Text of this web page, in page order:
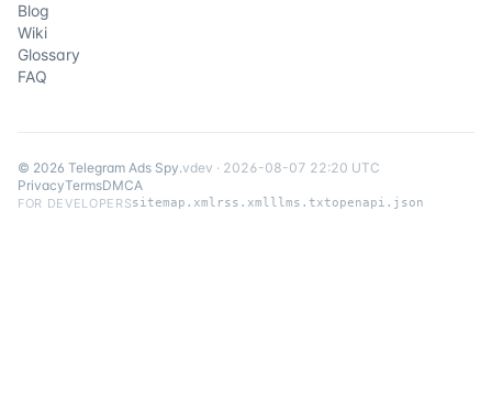
Blog
Wiki
Glossary
FAQ
© 2026 Telegram Ads Spy.vdev · 2026-08-07 22:20 UTC
PrivacyTermsDMCA
FOR DEVELOPERSsitemap.xml rss.xmlllms.txtopenapi.json